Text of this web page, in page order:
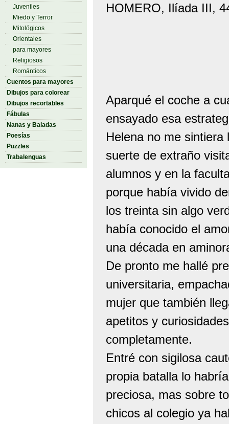
Juveniles
Miedo y Terror
Mitológicos
Orientales
para mayores
Religiosos
Románticos
Cuentos para mayores
Dibujos para colorear
Dibujos recortables
Fábulas
Nanas y Baladas
Poesías
Puzzles
Trabalenguas
HOMERO, Ilíada III,
Aparqué el coche a
ensayado esa
Helena no me
suerte de extraño
alumnos y en la
porque había vivido
los treinta sin algo
había conocido el
una década en
De pronto me hallé
universitaria,
mujer que también
apetitos y
completamente.
Entré con sigilosa
propia batalla lo
preciosa, mas sobre
chicos al colegio ya